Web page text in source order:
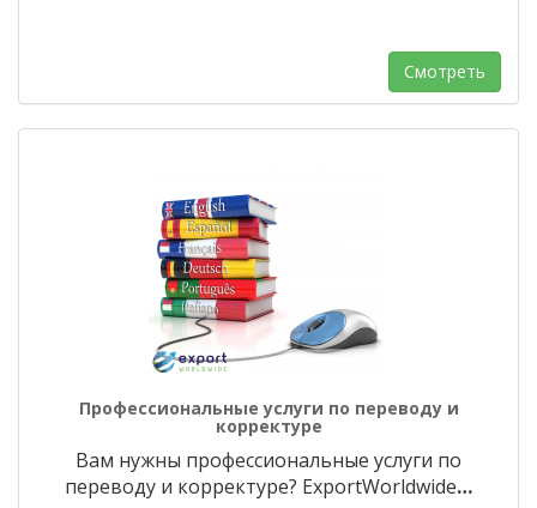
Смотреть
Профессиональные услуги по переводу и
корректуре
Вам нужны профессиональные услуги по
переводу и корректуре? ExportWorldwide…